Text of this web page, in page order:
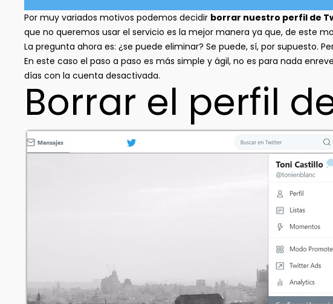
Por muy variados motivos podemos decidir borrar nuestro perfil de
que no queremos usar el servicio es la mejor manera ya que, de este
La pregunta ahora es: ¿se puede eliminar? Se puede, sí, por supuesto.
En este caso el paso a paso es más simple y ágil, no es para nada
días con la cuenta desactivada.
Borrar el perfil